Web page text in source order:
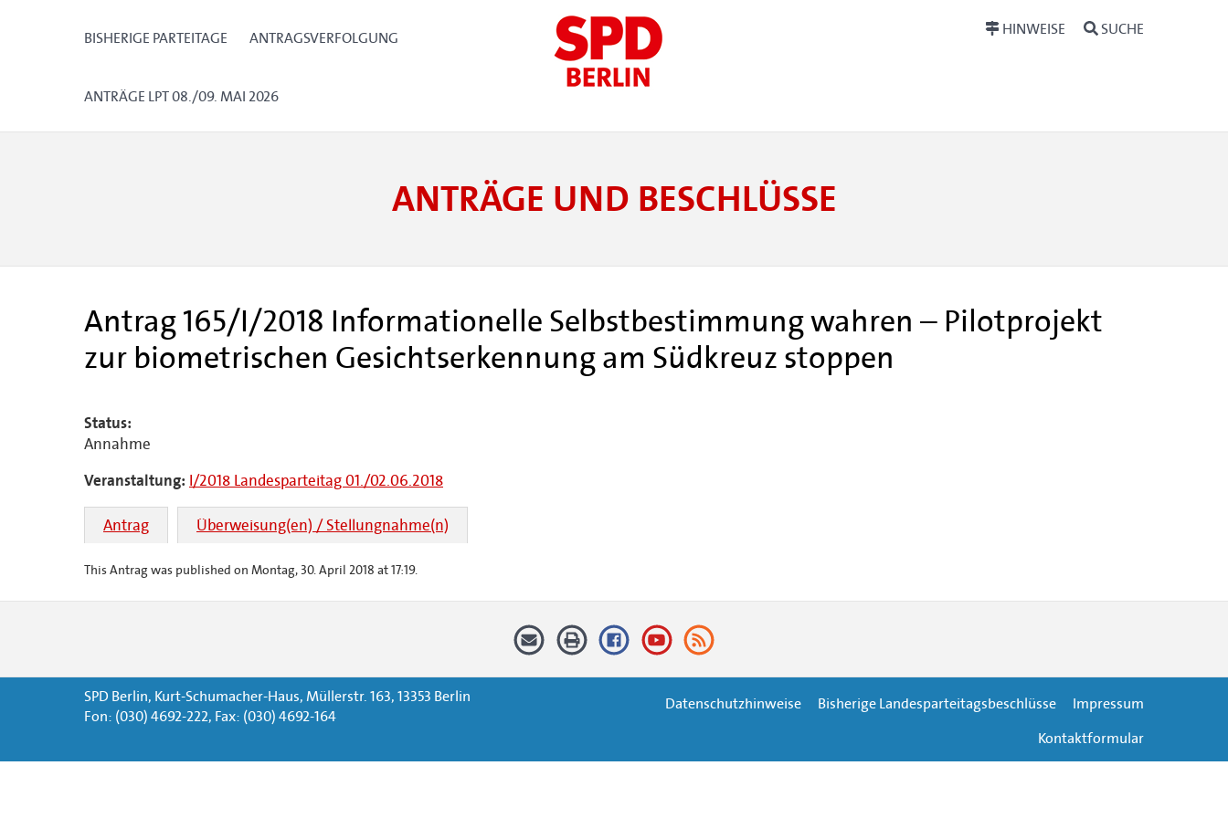
BISHERIGE PARTEITAGE ANTRAGSVERFOLGUNG
ANTRÄGE LPT 08./09. MAI 2026
HINWEISE SUCHE
ANTRÄGE UND BESCHLÜSSE
Antrag 165/I/2018 Informationelle Selbstbestimmung wahren – Pilotprojekt
zur biometrischen Gesichtserkennung am Südkreuz stoppen
Status:
Annahme
Veranstaltung: I/2018 Landesparteitag 01./02.06.2018
Antrag Überweisung(en) / Stellungnahme(n)
This Antrag was published on Montag, 30. April 2018 at 17:19.
SPD Berlin, Kurt-Schumacher-Haus, Müllerstr. 163, 13353 Berlin
Fon: (030) 4692-222, Fax: (030) 4692-164
Datenschutzhinweise Bisherige Landesparteitagsbeschlüsse
Impressum
Kontaktformular